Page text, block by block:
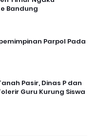
Bandung
Parpol Pada
Pasir, Dinas P dan
Guru Kurung Siswa